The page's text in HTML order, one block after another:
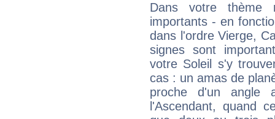
Dans votre thème
importants - en
dans l'ordre Vierge,
signes sont
votre Soleil s'y
cas : un amas de
proche d'un
l'Ascendant, quand